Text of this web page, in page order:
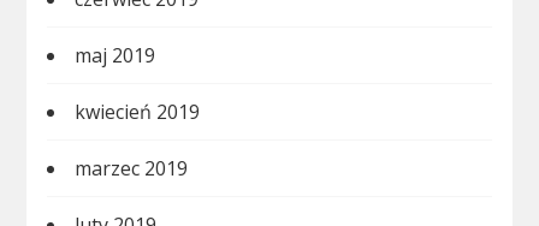
maj 2019
kwiecień 2019
marzec 2019